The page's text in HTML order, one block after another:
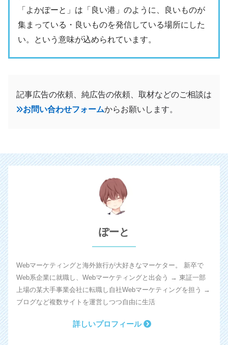
「よかぽーと」は「良い港」のように、良いものが
集まっている・良いものを発信している場所にした
い。という意味が込められています。
記事広告の依頼、純広告の依頼、取材などのご相談は
お問い合わせフォームからお願いします。
ぽーと
Webマーケティングと海外旅行が大好きなマーケター。 新卒で
Web系企業に就職し、Webマーケティングと出会う → 東証一部
上場の某大手事業会社に転職し自社Webマーケティングを担う →
ブログなど複数サイトを運営しつつ自由に生活
詳しいプロフィール